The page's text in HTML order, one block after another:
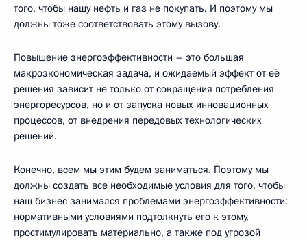
того, чтобы нашу нефть и газ не покупать. И поэтому мы
должны тоже соответствовать этому вызову.
Повышение энергоэффективности – это большая
макроэкономическая задача, и ожидаемый эффект от её
решения зависит не только от сокращения потребления
энергоресурсов, но и от запуска новых инновационных
процессов, от внедрения передовых технологических
решений.
Конечно, всем мы этим будем заниматься. Поэтому мы
должны создать все необходимые условия для того, чтобы
наш бизнес занимался проблемами энергоэффективности:
нормативными условиями подтолкнуть его к этому,
простимулировать материально, а также под угрозой